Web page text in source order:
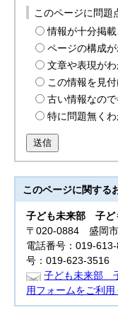
このページに問題
情報が十分掲
ページの構成
文章や表現が
この情報を見
古い情報なの
特に問題無く
送信
このページに関する
子ども未来部子ど
〒020-0884 盛岡
電話番号：019-
号：019-623-3516
子ども未来部
用フォームをご利用